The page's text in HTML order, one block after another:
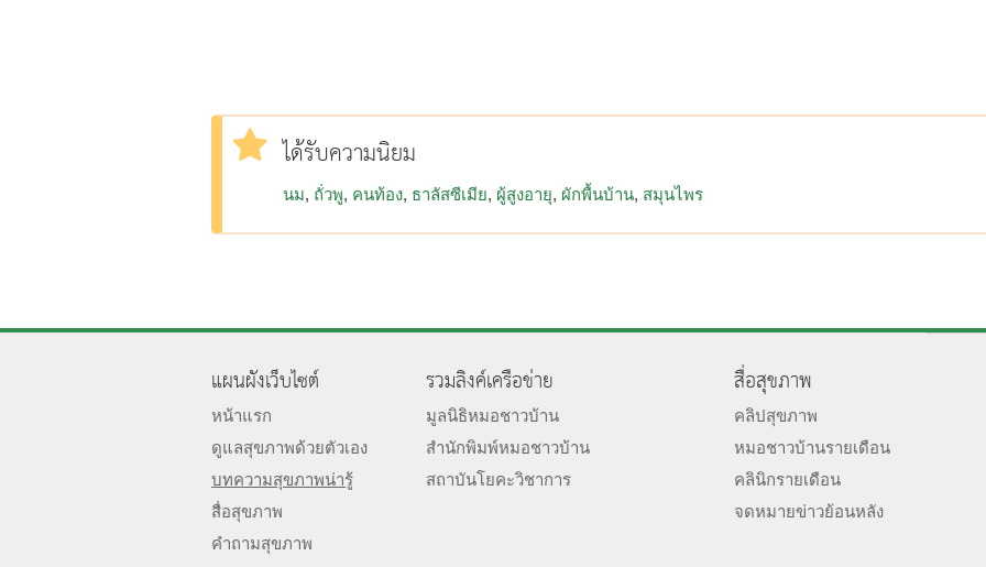
ได้รับความนิยม
นม ถั่วพู คนท้อง ธาลัสซีเมีย ผู้สูงอายุ ผักพื้นบ้าน สมุนไพร
แผนผังเว็บไซต์
หน้าแรก
ดูแลสุขภาพด้วยตัวเอง
บทความสุขภาพน่ารู้
สื่อสุขภาพ
คำถามสุขภาพ
รวมลิงค์เครือข่าย
มูลนิธิหมอชาวบ้าน
สำนักพิมพ์หมอชาวบ้าน
สถาบันโยคะวิชาการ
สื่อสุขภาพ
คลิปสุขภาพ
หมอชาวบ้านรายเดือน
คลินิกรายเดือน
จดหมายข่าวย้อนหลัง